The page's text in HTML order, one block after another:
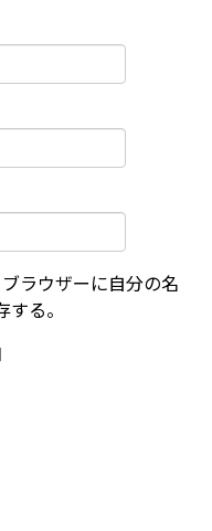
ラウザーに自分の名
る。